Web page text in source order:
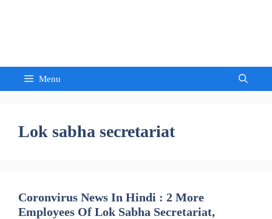
Menu
Lok sabha secretariat
Coronvirus News In Hindi : 2 More
Employees Of Lok Sabha Secretariat,